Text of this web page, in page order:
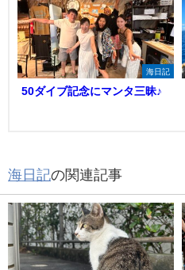
海日記
50ダイブ記念にマンタ三昧♪
海日記の関連記事